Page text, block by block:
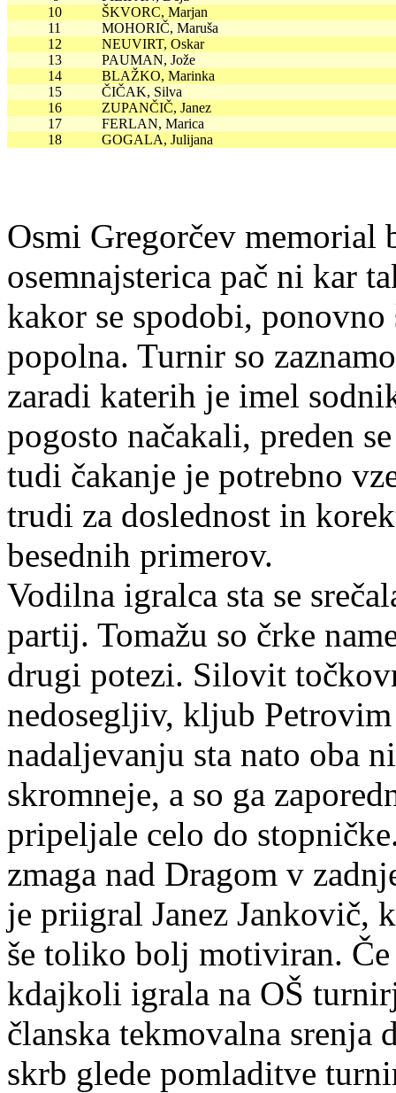
10
ŠKVORC, Marjan
11
MOHORIČ, Maruša
12
NEUVIRT, Oskar
13
PAUMAN, Jože
14
BLAŽKO, Marinka
15
ČIČAK, Silva
16
ZUPANČIČ, Janez
17
FERLAN, Marica
18
GOGALA, Julijana
Osmi Gregorčev
osemnajsterica pač ni kar
kakor se spodobi, ponovno
popolna. Turnir so
zaradi katerih je imel
pogosto načakali, preden
tudi čakanje je potrebno
trudi za doslednost in
besednih primerov.
Vodilna igralca sta se
partij. Tomažu so črke
drugi potezi. Silovit
nedosegljiv, kljub
nadaljevanju sta nato oba
skromneje, a so ga
pripeljale celo do
zmaga nad Dragom v
je priigral Janez Jankovič,
še toliko bolj motiviran.
kdajkoli igrala na OŠ
članska tekmovalna srenja
skrb glede pomladitve